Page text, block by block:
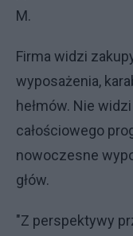
M.
Firma widzi
wyposażenia,
hełmów. Nie
całościowego
nowoczesne
głów.
"Z perspektywy